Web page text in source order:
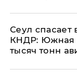
​Сеул спасает
КНДР: Южная
тысяч тонн